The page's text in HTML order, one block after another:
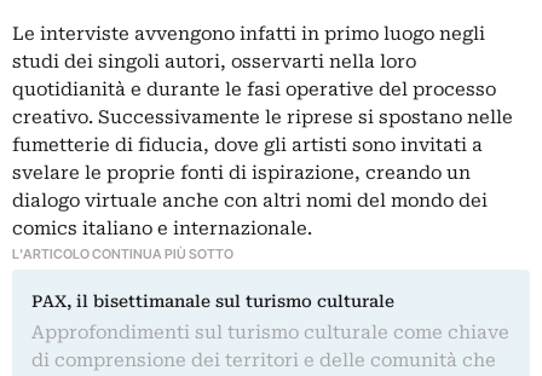
Le interviste avvengono infatti in primo luogo negli
studi dei singoli autori, osservarti nella loro
quotidianità e durante le fasi operative del processo
creativo. Successivamente le riprese si spostano nelle
fumetterie di fiducia, dove gli artisti sono invitati a
svelare le proprie fonti di ispirazione, creando un
dialogo virtuale anche con altri nomi del mondo dei
comics italiano e internazionale.
L'ARTICOLO CONTINUA PIÙ SOTTO
PAX, il bisettimanale sul turismo culturale
Approfondimenti sul turismo culturale come chiave
di comprensione dei territori e delle comunità che